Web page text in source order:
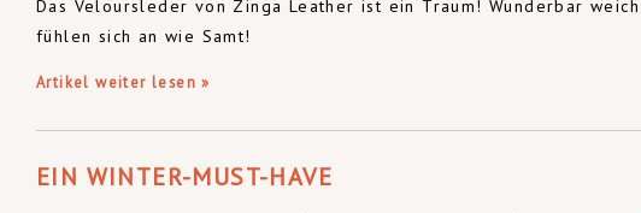
Das Veloursleder von Zinga Leather ist ein Traum! Wunderbar
fühlen sich an wie Samt!
Artikel weiter lesen »
EIN WINTER-MUST-HAVE